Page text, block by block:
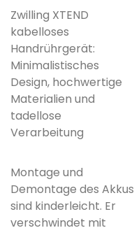
Zwilling XTEND
kabelloses
Handrührgerät:
Minimalistisches
Design, hochwertige
Materialien und
tadellose
Verarbeitung
Montage und
Demontage des Akkus
sind kinderleicht. Er
verschwindet mit